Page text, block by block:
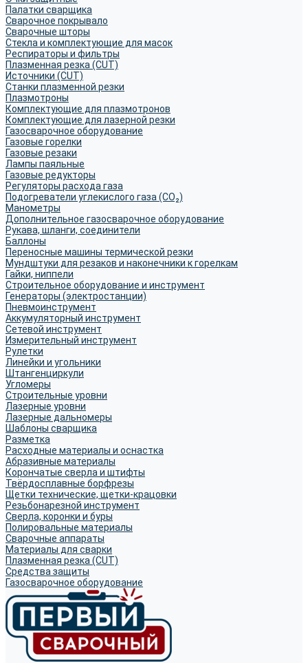
Палатки сварщика
Сварочное покрывало
Сварочные шторы
Стекла и комплектующие для масок
Респираторы и фильтры
Плазменная резка (CUT)
Источники (CUT)
Станки плазменной резки
Плазмотроны
Комплектующие для плазмотронов
Комплектующие для лазерной резки
Газосварочное оборудование
Газовые горелки
Газовые резаки
Лампы паяльные
Газовые редукторы
Регуляторы расхода газа
Подогреватели углекислого газа (CO₂)
Манометры
Дополнительное газосварочное оборудование
Рукава, шланги, соединители
Баллоны
Переносные машины термической резки
Мундштуки для резаков и наконечники к горелкам
Гайки, ниппели
Строительное оборудование и инструмент
Генераторы (электростанции)
Пневмоинструмент
Аккумуляторный инструмент
Сетевой инструмент
Измерительный инструмент
Рулетки
Линейки и угольники
Штангенциркули
Угломеры
Строительные уровни
Лазерные уровни
Лазерные дальномеры
Шаблоны сварщика
Разметка
Расходные материалы и оснастка
Абразивные материалы
Корончатые сверла и штифты
Твёрдосплавные борфрезы
Щетки технические, щетки-крацовки
Резьбонарезной инструмент
Сверла, коронки и буры
Полировальные материалы
Сварочные аппараты
Материалы для сварки
Плазменная резка (CUT)
Средства защиты
Газосварочное оборудование